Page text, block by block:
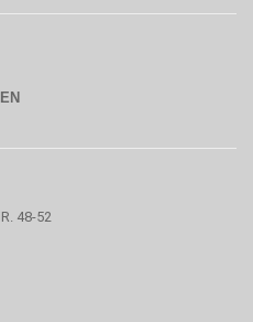
48-52